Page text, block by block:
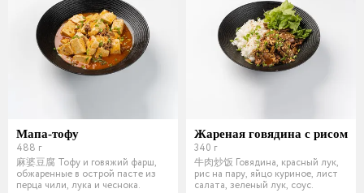
Мапа-тофу
488 г
麻婆豆腐 Тофу и говяжий фарш,
обжаренные в острой пасте из
перца чили, лука и чеснока.
Жареная говядина с рисом
340 г
牛肉炒饭 Говядина, красный лук,
рис на пару, яйцо куриное, лист
салата, зеленый лук, соус.